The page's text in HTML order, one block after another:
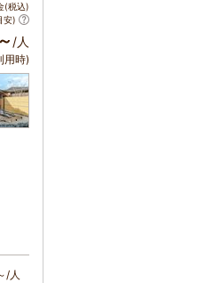
(税込)
安)
/人
用時)
/人